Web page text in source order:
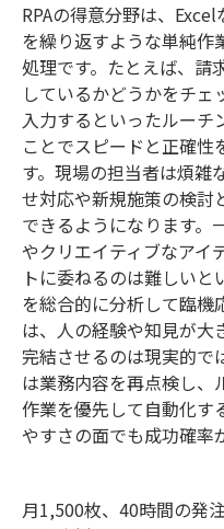
RPAの得意分野は、
を繰り返すような単純作
処理です。たとえば、請
しているかどうかをチ
入力するといったルーチ
ことでスピードと正確
す。現場の担当者は煩雑
せ対応や新規施策の検討
できるようになります。
やクリエイティブなアイ
トに委ねるのは難しい
を総合的に分析して臨機
は、人の経験や知見が大
完結させるのは現実的で
は業務内容を再点検し、
作業を優先して自動化す
やすさの面でも成功確率
月1,500枚、40時間の発